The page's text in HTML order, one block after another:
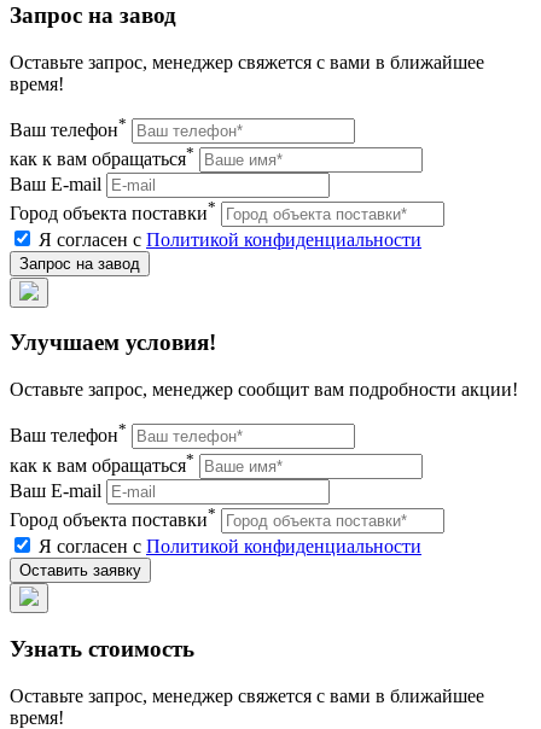
Запрос на завод
Оставьте запрос, менеджер свяжется с вами в ближайшее
время!
Ваш телефон*
как к вам обращаться*
Ваш E-mail
Город объекта поставки*
Я согласен с Политикой конфиденциальности
Улучшаем условия!
Оставьте запрос, менеджер сообщит вам подробности акции!
Ваш телефон*
как к вам обращаться*
Ваш E-mail
Город объекта поставки*
Я согласен с Политикой конфиденциальности
Узнать стоимость
Оставьте запрос, менеджер свяжется с вами в ближайшее
время!